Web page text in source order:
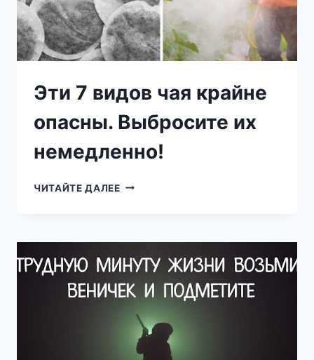
Эти 7 видов чая крайне
опасны. Выбросите их
немедленно!
ЧИТАЙТЕ ДАЛЕЕЭТИ
КРАЙНЕ
ОПАСНЫ.
ВЫБРОСИТЕ
ИХ
НЕМЕДЛЕННО!